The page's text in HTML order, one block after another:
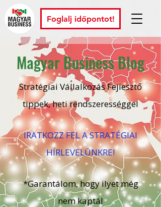
Foglalj időpontot!
Magyar Business Blog
Stratégiai Vállalkozás Fejlesztő
tippek, heti rendszerességgel
IRATKOZZ FEL A STRATÉGIAI
HÍRLEVELŪNKRE!
*Garantálom, hogy ilyet még
nem kaptál